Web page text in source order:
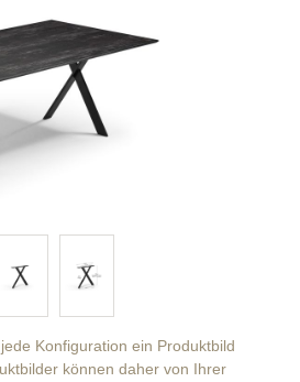
Konfiguration ein Produktbild
können daher von Ihrer